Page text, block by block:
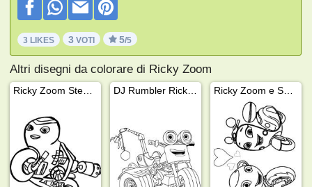
3 LIKES 3 VOTI 5/5
Altri disegni da colorare di Ricky Zoom